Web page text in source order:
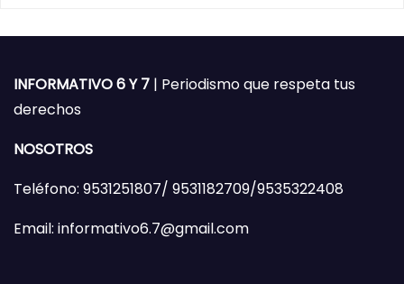
INFORMATIVO 6 Y 7 | Periodismo que respeta tus
derechos
NOSOTROS
Teléfono: 9531251807/ 9531182709/9535322408
Email: informativo6.7@gmail.com